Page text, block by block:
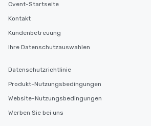
Cvent-Startseite
Kontakt
Kundenbetreuung
Ihre Datenschutzauswahlen
Datenschutzrichtlinie
Produkt-Nutzungsbedingungen
Website-Nutzungsbedingungen
Werben Sie bei uns